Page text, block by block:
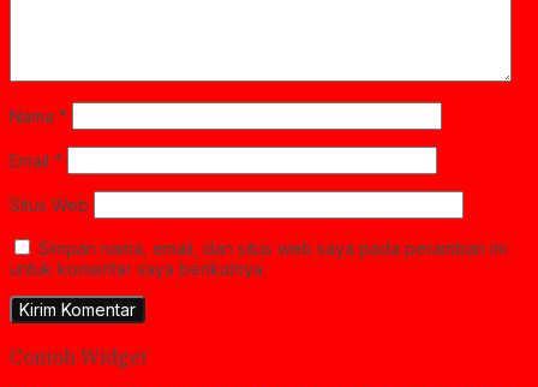
Nama *
Email *
Situs Web
Simpan nama, email, dan situs web saya pada peramban ini
untuk komentar saya berikutnya.
Contoh Widget